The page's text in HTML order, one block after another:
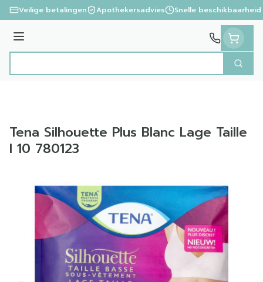
Ga naar de inhoud
Veilige betalingen Apothekersadvies Snelle beschikbaarheid
Menu
Zoek
Tena Silhouette Plus Blanc Lage Taille
l 10 780123